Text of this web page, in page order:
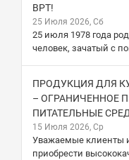
ВРТ!
25 Июля 2026, Сб
25 июля 1978 года
человек, зачатый с
ПРОДУКЦИЯ ДЛЯ
– ОГРАНИЧЕННОЕ
ПИТАТЕЛЬНЫЕ
15 Июля 2026, Ср
Уважаемые клиенты
приобрести